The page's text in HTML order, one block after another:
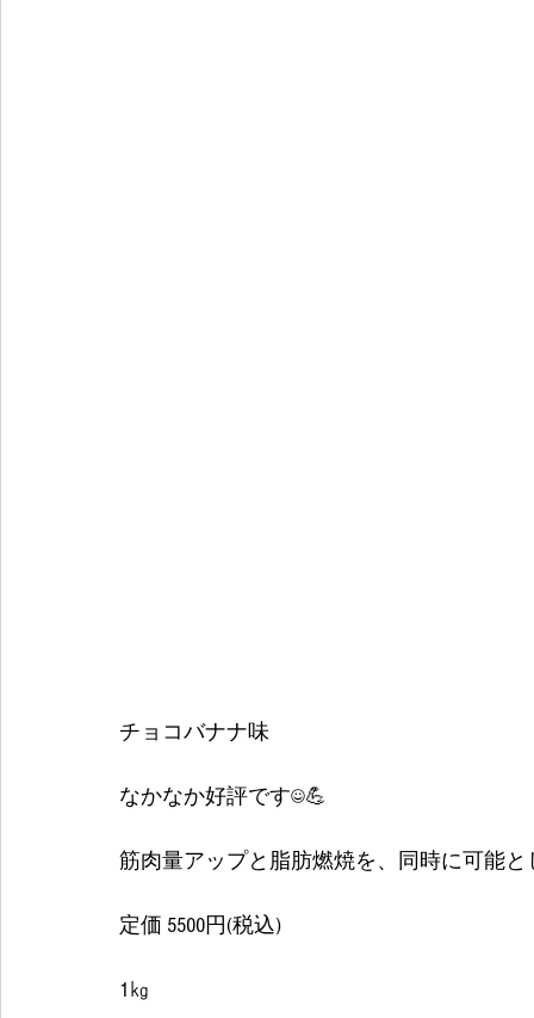
チョコバナナ味
なかなか好評です☺💪
筋肉量アップと脂肪燃焼を、同時に可能
定価 5500円(税込)
1㎏